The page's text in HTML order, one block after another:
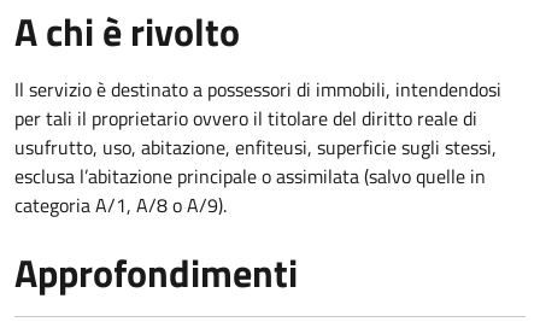
A chi è rivolto
Il servizio è destinato a possessori di immobili, intendendosi
per tali il proprietario ovvero il titolare del diritto reale di
usufrutto, uso, abitazione, enfiteusi, superficie sugli stessi,
esclusa l’abitazione principale o assimilata (salvo quelle in
categoria A/1, A/8 o A/9).
Approfondimenti